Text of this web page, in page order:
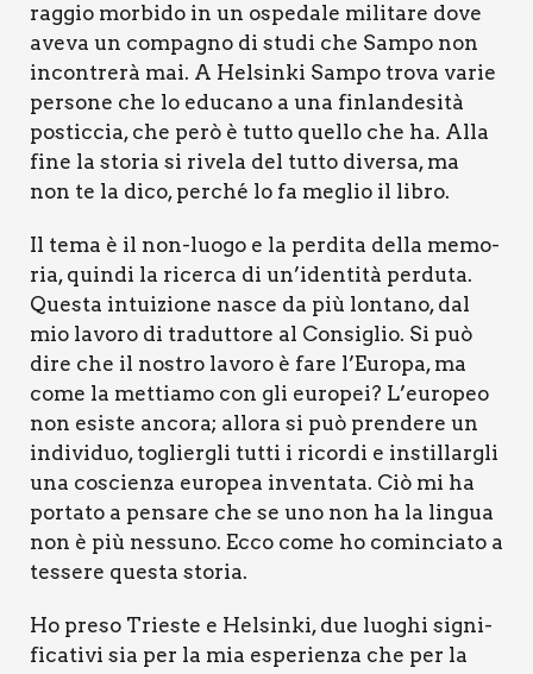
rag­gio mor­bi­do in un ospe­da­le mili­ta­re dove
ave­va un com­pa­gno di stu­di che Sam­po non
incon­tre­rà mai. A Hel­sin­ki Sam­po tro­va varie
per­so­ne che lo edu­ca­no a una fin­lan­de­si­tà
postic­cia, che però è tut­to quel­lo che ha. Alla
fine la sto­ria si rive­la del tut­to diver­sa, ma
non te la dico, per­ché lo fa meglio il libro.
Il tema è il non-luo­go e la per­di­ta del­la memo­
ria, quin­di la ricer­ca di un’identità per­du­ta.
Que­sta intui­zio­ne nasce da più lon­ta­no, dal
mio lavo­ro di tra­dut­to­re al Con­si­glio. Si può
dire che il nostro lavo­ro è fare l’Europa, ma
come la met­tia­mo con gli euro­pei? L’europeo
non esi­ste anco­ra; allo­ra si può pren­de­re un
indi­vi­duo, toglier­gli tut­ti i ricor­di e instil­lar­gli
una coscien­za euro­pea inven­ta­ta. Ciò mi ha
por­ta­to a pen­sa­re che se uno non ha la lin­gua
non è più nes­su­no. Ecco come ho comin­cia­to a
tes­se­re que­sta sto­ria.
Ho pre­so Trie­ste e Hel­sin­ki, due luo­ghi signi­
fi­ca­ti­vi sia per la mia espe­rien­za che per la